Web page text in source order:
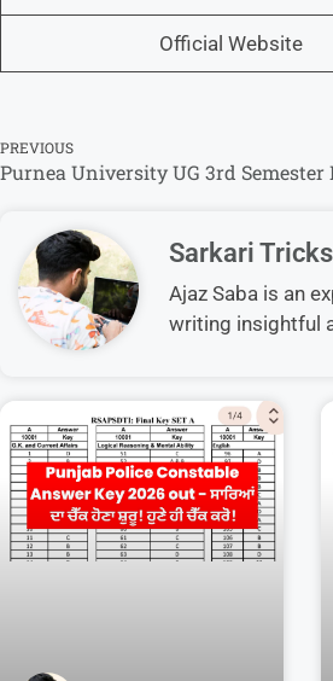
Official Website
PREVIOUS
Sarkari Tricks
Ajaz Saba is an
writing insightful